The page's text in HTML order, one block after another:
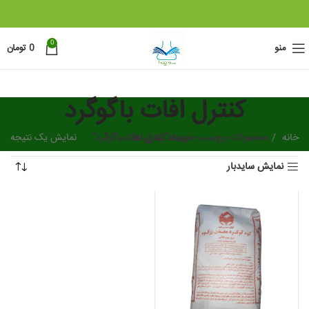
منو 0
0 تومان
کنترل افات باگوگرد
دسته بندی ها خانه محصولات برچسب خورده “کنترل افات باگوگرد”
نمایش یک نتیجه
نمایش سایدبار